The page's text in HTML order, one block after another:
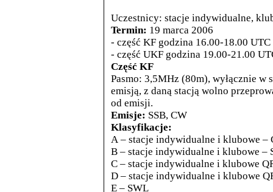
Uczestnicy: stacje indywidualne,
Termin: 19 marca 2006
- część KF godzina 16.00-18.00 UTC
- część UKF godzina 19.00-21.00
Część KF
Pasmo: 3,5MHz (80m), wyłącznie w
emisją, z daną stacją wolno
od emisji.
Emisje: SSB, CW
Klasyfikacje:
A – stacje indywidualne i klubowe –
B – stacje indywidualne i klubowe –
C – stacje indywidualne i klubowe
D – stacje indywidualne i klubowe
E – SWL